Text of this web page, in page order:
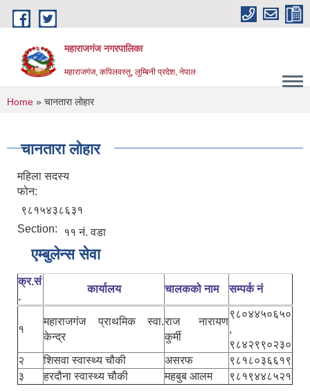
Skip to main content
महाराजगंज नगरपालिका
महाराजगंज, कपिलवस्तु, लुम्बिनी प्रदेश, नेपाल
You are here
Home » चानतारा लोहार
चानतारा लोहार
महिला सदस्य
फोन:
९८१५४३८६३१
Section:
११ नं. वडा
एम्बुलेन्स सेवा
क्र.सं
.
कार्यालय चालकको नाम सम्पर्क नं
१
महाराजगंज प्राथमिक स्वा.
केन्द्र
राज नारायण
कुर्मी
९८०४४५०६५०
,
९८४२९९०२३०
२
शिसवा स्वास्थ्य चौकी असरफ
९८१८०३६६१९
३
हरदौना स्वास्थ्य चौकी महबुब आलम ९८१९४४८५२१